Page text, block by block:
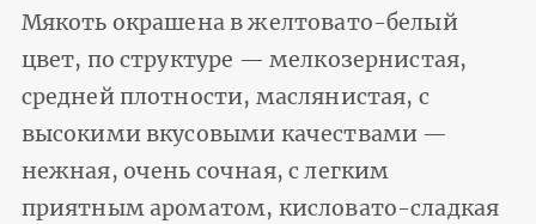
Мякоть окрашена в желтовато-белый
цвет, по структуре — мелкозернистая,
средней плотности, маслянистая, с
высокими вкусовыми качествами —
нежная, очень сочная, с легким
приятным ароматом, кисловато-сладкая